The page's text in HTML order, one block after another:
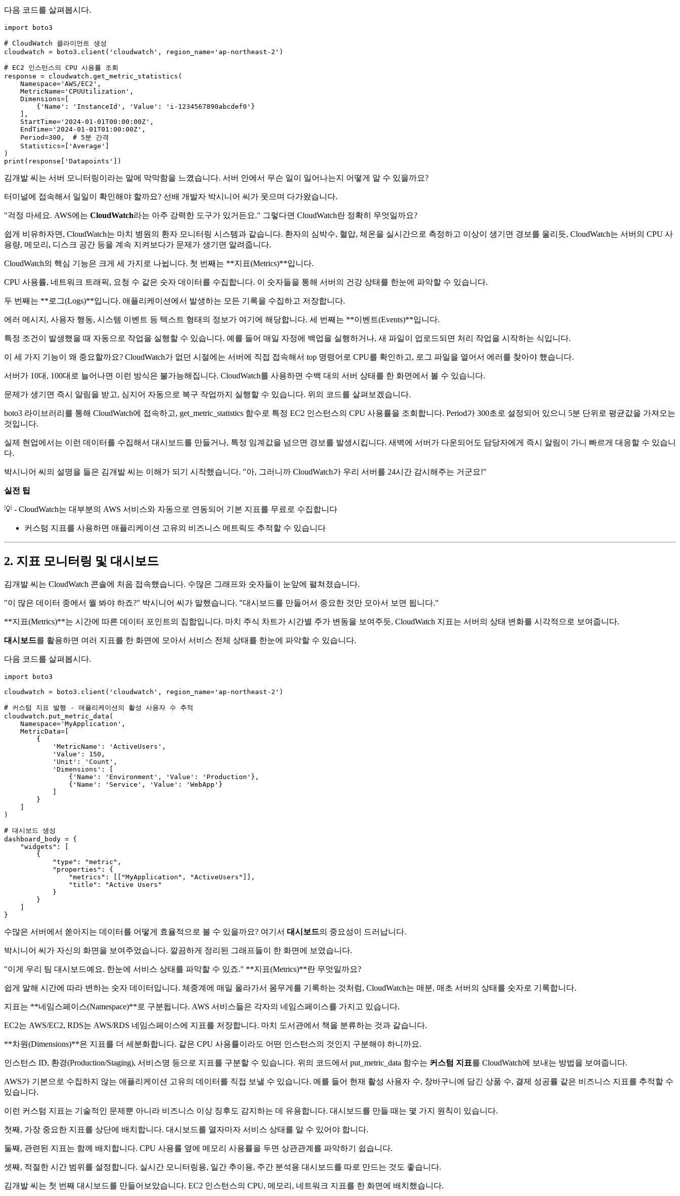
다음 코드를 살펴봅시다.
import boto3
# CloudWatch 클라이언트 생성
cloudwatch = boto3.client( 'cloudwatch' , region_name= 'ap-northeast-2' )
# EC2 인스턴스의 CPU 사용률 조회
response = cloudwatch.get_metric_statistics(
    Namespace=
'AWS/EC2' ,
    MetricName=
'CPUUtilization' ,
    Dimensions=[
        {
'Name' : 'InstanceId' , 'Value' : 'i-1234567890abcdef0' }
    ],
    StartTime=
'2024-01-01T00:00:00Z' ,
    EndTime=
'2024-01-01T01:00:00Z' ,
    Period=
300 , # 5분 간격
    Statistics=[
'Average'
print (response[ 'Datapoints'
김개발 씨는 서버 모니터링이라는 말에 막막함을 느꼈습니다. 서버 안에서 무슨 일이 일어나는지 어떻게 알 수 있을까요?
터미널에 접속해서 일일이 확인해야 할까요? 선배 개발자 박시니어 씨가 웃으며 다가왔습니다.
"걱정 마세요. AWS에는 CloudWatch라는 아주 강력한 도구가 있거든요." 그렇다면 CloudWatch란 정확히 무엇일까요?
쉽게 비유하자면, CloudWatch는 마치 병원의 환자 모니터링 시스템과 같습니다. 환자의 심박수, 혈압, 체온을 실시간으로 측정하고 이상이 생기면 경보를 울리듯, CloudWatch는 서버의 CPU 사
용량, 메모리, 디스크 공간 등을 계속 지켜보다가 문제가 생기면 알려줍니다.
CloudWatch의 핵심 기능은 크게 세 가지로 나뉩니다. 첫 번째는 **지표(Metrics)**입니다.
CPU 사용률, 네트워크 트래픽, 요청 수 같은 숫자 데이터를 수집합니다. 이 숫자들을 통해 서버의 건강 상태를 한눈에 파악할 수 있습니다.
두 번째는 **로그(Logs)**입니다. 애플리케이션에서 발생하는 모든 기록을 수집하고 저장합니다.
에러 메시지, 사용자 행동, 시스템 이벤트 등 텍스트 형태의 정보가 여기에 해당합니다. 세 번째는 **이벤트(Events)**입니다.
특정 조건이 발생했을 때 자동으로 작업을 실행할 수 있습니다. 예를 들어 매일 자정에 백업을 실행하거나, 새 파일이 업로드되면 처리 작업을 시작하는 식입니다.
이 세 가지 기능이 왜 중요할까요? CloudWatch가 없던 시절에는 서버에 직접 접속해서 top 명령어로 CPU를 확인하고, 로그 파일을 열어서 에러를 찾아야 했습니다.
서버가 10대, 100대로 늘어나면 이런 방식은 불가능해집니다. CloudWatch를 사용하면 수백 대의 서버 상태를 한 화면에서 볼 수 있습니다.
문제가 생기면 즉시 알림을 받고, 심지어 자동으로 복구 작업까지 실행할 수 있습니다. 위의 코드를 살펴보겠습니다.
boto3 라이브러리를 통해 CloudWatch에 접속하고, get_metric_statistics 함수로 특정 EC2 인스턴스의 CPU 사용률을 조회합니다. Period가 300초로 설정되어 있으니 5분 단위로 평균값을 가져오는
것입니다.
실제 현업에서는 이런 데이터를 수집해서 대시보드를 만들거나, 특정 임계값을 넘으면 경보를 발생시킵니다. 새벽에 서버가 다운되어도 담당자에게 즉시 알림이 가니 빠르게 대응할 수 있습니
다.
박시니어 씨의 설명을 들은 김개발 씨는 이해가 되기 시작했습니다. "아, 그러니까 CloudWatch가 우리 서버를 24시간 감시해주는 거군요!"
실전 팁
💡 - CloudWatch는 대부분의 AWS 서비스와 자동으로 연동되어 기본 지표를 무료로 수집합니다
커스텀 지표를 사용하면 애플리케이션 고유의 비즈니스 메트릭도 추적할 수 있습니다
2. 지표 모니터링 및 대시보드
김개발 씨는 CloudWatch 콘솔에 처음 접속했습니다. 수많은 그래프와 숫자들이 눈앞에 펼쳐졌습니다.
"이 많은 데이터 중에서 뭘 봐야 하죠?" 박시니어 씨가 말했습니다. "대시보드를 만들어서 중요한 것만 모아서 보면 됩니다."
**지표(Metrics)**는 시간에 따른 데이터 포인트의 집합입니다. 마치 주식 차트가 시간별 주가 변동을 보여주듯, CloudWatch 지표는 서버의 상태 변화를 시각적으로 보여줍니다.
대시보드를 활용하면 여러 지표를 한 화면에 모아서 서비스 전체 상태를 한눈에 파악할 수 있습니다.
다음 코드를 살펴봅시다.
import boto3
cloudwatch = boto3.client( 'cloudwatch' , region_name= 'ap-northeast-2' )
# 커스텀 지표 발행 - 애플리케이션의 활성 사용자 수 추적
cloudwatch.put_metric_data(
    Namespace=
'MyApplication' ,
    MetricData=[
        {
'MetricName' : 'ActiveUsers' ,
'Value' : 150 ,
'Unit' : 'Count' ,
'Dimensions' : [
                {
'Name' : 'Environment' , 'Value' : 'Production' },
                {
'Name' : 'Service' , 'Value' : 'WebApp' }
        }
)
# 대시보드 생성
dashboard_body = {
"widgets" : [
        {
"type" : "metric" ,
"properties" : {
"metrics" : [[ "MyApplication" , "ActiveUsers"
]],
"title" :
"Active Users"
            }
        }
수많은 서버에서 쏟아지는 데이터를 어떻게 효율적으로 볼 수 있을까요? 여기서 대시보드의 중요성이 드러납니다.
박시니어 씨가 자신의 화면을 보여주었습니다. 깔끔하게 정리된 그래프들이 한 화면에 보였습니다.
"이게 우리 팀 대시보드예요. 한눈에 서비스 상태를 파악할 수 있죠." **지표(Metrics)**란 무엇일까요?
쉽게 말해 시간에 따라 변하는 숫자 데이터입니다. 체중계에 매일 올라가서 몸무게를 기록하는 것처럼, CloudWatch는 매분, 매초 서버의 상태를 숫자로 기록합니다.
지표는 **네임스페이스(Namespace)**로 구분됩니다. AWS 서비스들은 각자의 네임스페이스를 가지고 있습니다.
EC2는 AWS/EC2, RDS는 AWS/RDS 네임스페이스에 지표를 저장합니다. 마치 도서관에서 책을 분류하는 것과 같습니다.
**차원(Dimensions)**은 지표를 더 세분화합니다. 같은 CPU 사용률이라도 어떤 인스턴스의 것인지 구분해야 하니까요.
인스턴스 ID, 환경(Production/Staging), 서비스명 등으로 지표를 구분할 수 있습니다. 위의 코드에서 put_metric_data 함수는 커스텀 지표를 CloudWatch에 보내는 방법을 보여줍니다.
AWS가 기본으로 수집하지 않는 애플리케이션 고유의 데이터를 직접 보낼 수 있습니다. 예를 들어 현재 활성 사용자 수, 장바구니에 담긴 상품 수, 결제 성공률 같은 비즈니스 지표를 추적할 수
있습니다.
이런 커스텀 지표는 기술적인 문제뿐 아니라 비즈니스 이상 징후도 감지하는 데 유용합니다. 대시보드를 만들 때는 몇 가지 원칙이 있습니다.
첫째, 가장 중요한 지표를 상단에 배치합니다. 대시보드를 열자마자 서비스 상태를 알 수 있어야 합니다.
둘째, 관련된 지표는 함께 배치합니다. CPU 사용률 옆에 메모리 사용률을 두면 상관관계를 파악하기 쉽습니다.
셋째, 적절한 시간 범위를 설정합니다. 실시간 모니터링용, 일간 추이용, 주간 분석용 대시보드를 따로 만드는 것도 좋습니다.
김개발 씨는 첫 번째 대시보드를 만들어보았습니다. EC2 인스턴스의 CPU, 메모리, 네트워크 지표를 한 화면에 배치했습니다.